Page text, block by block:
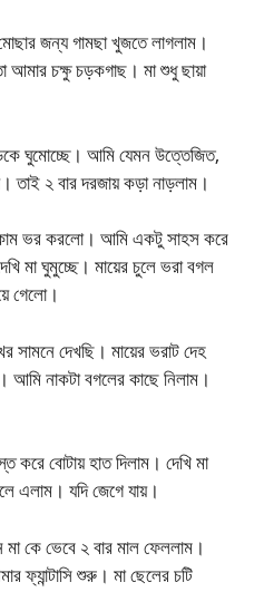
জন্য গামছা খুজতে লাগলাম।
আমার চক্ষু চড়কগাছ। মা শুধু ছায়া
ঘুমোচ্ছে। আমি যেমন উত্তেজিত,
তাই ২ বার দরজায় কড়া নাড়লাম।
কাম ভর করলো। আমি একটু সাহস করে
মা ঘুমুচ্ছে। মায়ের চুলে ভরা বগল
গেলো।
দেখছি। মায়ের ভরাট দেহ
নাকটা বগলের কাছে নিলাম।
বোটায় হাত দিলাম। দেখি মা
এলাম। যদি জেগে যায়।
কে ভেবে ২ বার মাল ফেললাম।
ফ্যান্টাসি শুরু। মা ছেলের চটি